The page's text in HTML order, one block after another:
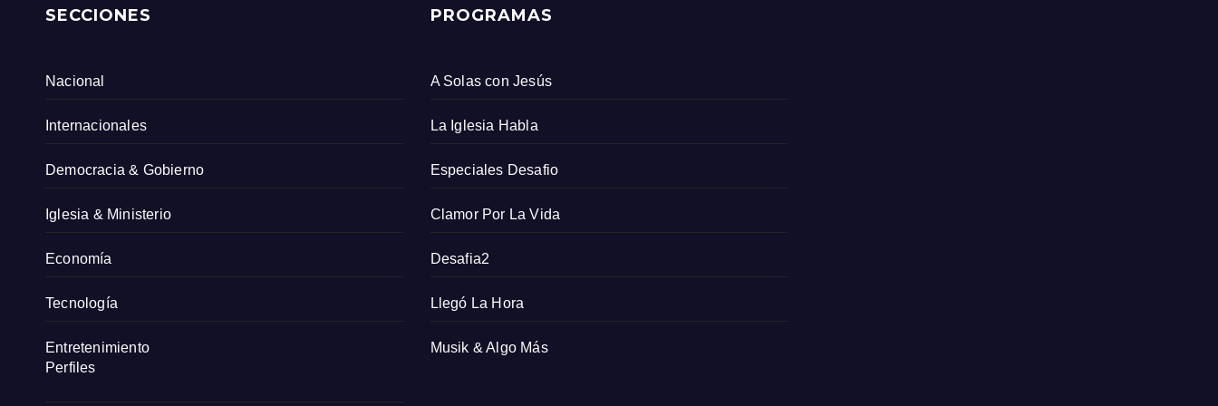
SECCIONES
Nacional
Internacionales
Democracia & Gobierno
Iglesia & Ministerio
Economía
Tecnología
Entretenimiento
Perfiles
PROGRAMAS
A Solas con Jesús
La Iglesia Habla
Especiales Desafio
Clamor Por La Vida
Desafia2
Llegó La Hora
Musik & Algo Más